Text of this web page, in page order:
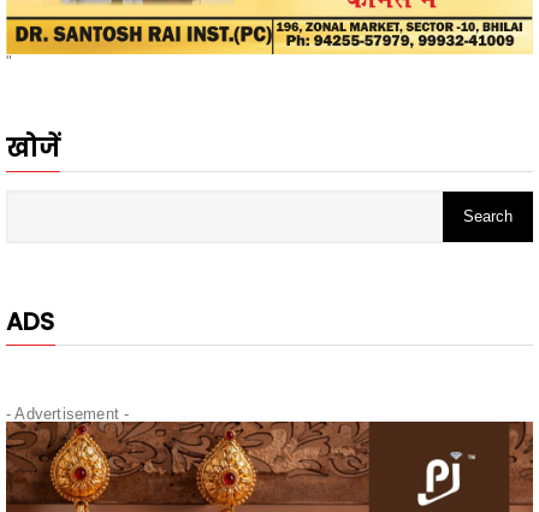
- Advertisement -